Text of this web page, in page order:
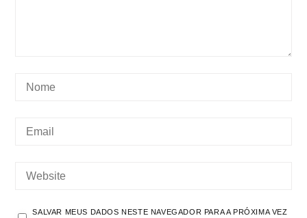
SALVAR MEUS DADOS NESTE NAVEGADOR PARA A PRÓXIMA VEZ